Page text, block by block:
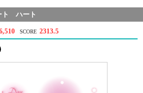
ト ハート
SCORE 2313.5